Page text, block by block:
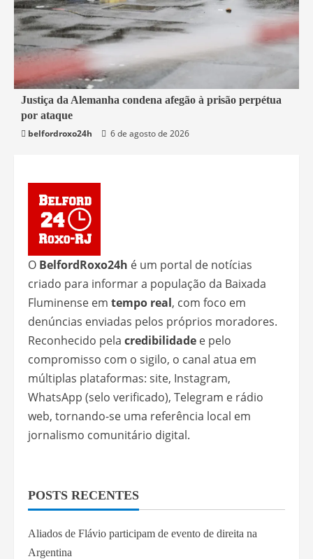
1 min read
Mundo
Justiça da Alemanha condena afegão à prisão perpétua
por ataque
belfordroxo24h
6 de agosto de 2026
O BelfordRoxo24h é um portal de notícias
criado para informar a população da Baixada
Fluminense em tempo real, com foco em
denúncias enviadas pelos próprios moradores.
Reconhecido pela credibilidade e pelo
compromisso com o sigilo, o canal atua em
múltiplas plataformas: site, Instagram,
WhatsApp (selo verificado), Telegram e rádio
web, tornando-se uma referência local em
jornalismo comunitário digital.
POSTS RECENTES
Aliados de Flávio participam de evento de direita na
Argentina